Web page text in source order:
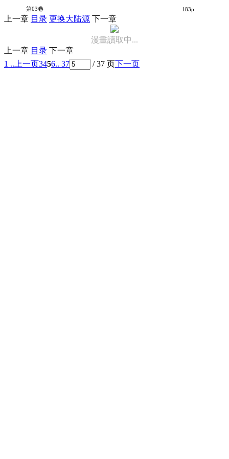
第03卷 183p
上一章 目录 更换大陆源 下一章
漫畫讀取中...
上一章 目录 下一章
1 .. 上一页3456.. 37 / 37 页下一页